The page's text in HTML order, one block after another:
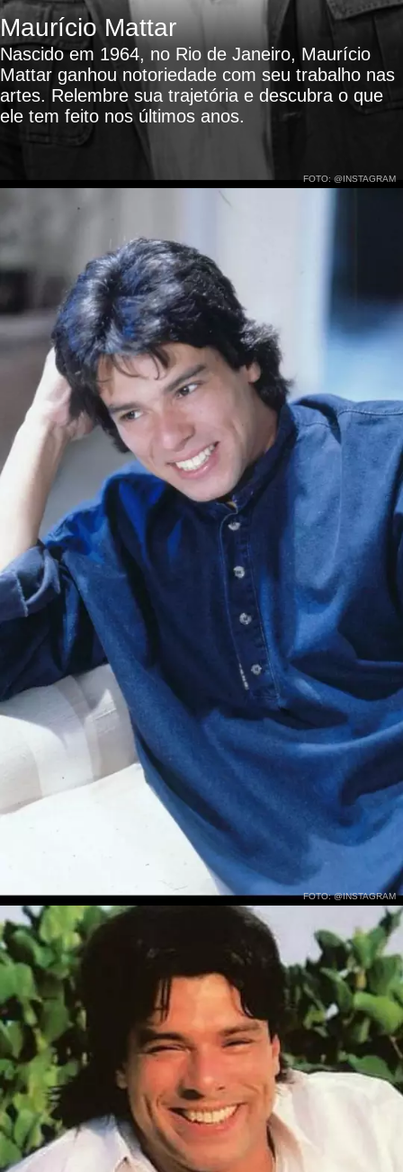
Maurício Mattar
Nascido em 1964, no Rio de Janeiro, Maurício
Mattar ganhou notoriedade com seu trabalho nas
artes. Relembre sua trajetória e descubra o que
ele tem feito nos últimos anos.
FOTO: @INSTAGRAM
FOTO: @INSTAGRAM